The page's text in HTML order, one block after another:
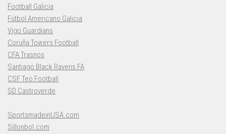
Football Galicia
Fútbol Americano Galicia
Vigo Guardians
Coruña Towers Football
CFA Trasnos
Santiago Black Ravens FA
CSF Teo Football
SD Castroverde
SportsmadeinUSA.com
Sillonbol.com